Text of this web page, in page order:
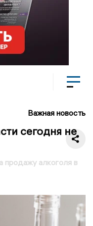
Важная новость
сегодня не
продажу алкоголя в